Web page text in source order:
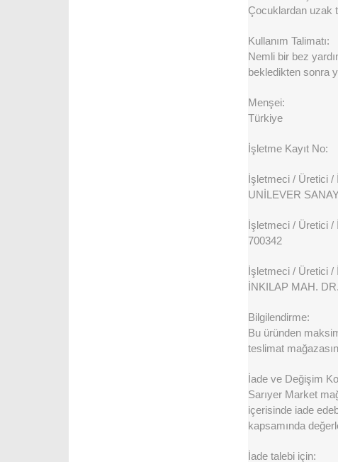
Çocuklardan uzak
Kullanım Talimatı:
Nemli bir bez
bekledikten sonra
Menşei:
Türkiye
İşletme Kayıt No:
İşletmeci / Üretici /
UNİLEVER
İşletmeci / Üretici /
700342
İşletmeci / Üretici /
İNKILAP MAH.
Bilgilendirme:
Bu üründen
teslimat
İade ve Değişim
Sarıyer Market
içerisinde iade
kapsamında
İade talebi için: